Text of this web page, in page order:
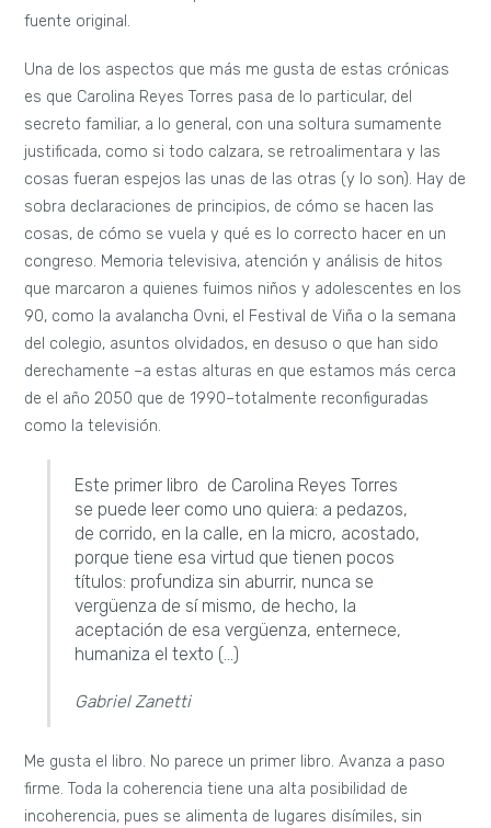
fuente original.
Una de los aspectos que más me gusta de estas crónicas
es que Carolina Reyes Torres pasa de lo particular, del
secreto familiar, a lo general, con una soltura sumamente
justificada, como si todo calzara, se retroalimentara y las
cosas fueran espejos las unas de las otras (y lo son). Hay de
sobra declaraciones de principios, de cómo se hacen las
cosas, de cómo se vuela y qué es lo correcto hacer en un
congreso. Memoria televisiva, atención y análisis de hitos
que marcaron a quienes fuimos niños y adolescentes en los
90, como la avalancha Ovni, el Festival de Viña o la semana
del colegio, asuntos olvidados, en desuso o que han sido
derechamente –a estas alturas en que estamos más cerca
de el año 2050 que de 1990–totalmente reconfiguradas
como la televisión.
Este primer libro de Carolina Reyes Torres
se puede leer como uno quiera: a pedazos,
de corrido, en la calle, en la micro, acostado,
porque tiene esa virtud que tienen pocos
títulos: profundiza sin aburrir, nunca se
vergüenza de sí mismo, de hecho, la
aceptación de esa vergüenza, enternece,
humaniza el texto (…)
Gabriel Zanetti
Me gusta el libro. No parece un primer libro. Avanza a paso
firme. Toda la coherencia tiene una alta posibilidad de
incoherencia, pues se alimenta de lugares disímiles, sin